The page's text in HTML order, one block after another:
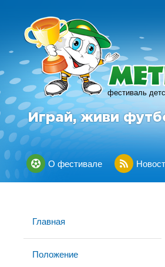
фестиваль
Играй, живи
О фестивале
Главная
Положение